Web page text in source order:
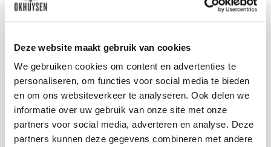
Deze website maakt gebruik van cookies
We gebruiken cookies om content en advertenties te
personaliseren, om functies voor social media te bieden
en om ons websiteverkeer te analyseren. Ook delen we
informatie over uw gebruik van onze site met onze
partners voor social media, adverteren en analyse. Deze
partners kunnen deze gegevens combineren met andere
Blijf op de hoogte
Ontvang het laatste wijnnieuws, proeverijen en
evenementen
E-mailadres